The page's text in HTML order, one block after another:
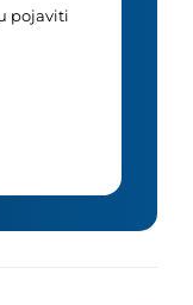
pojaviti